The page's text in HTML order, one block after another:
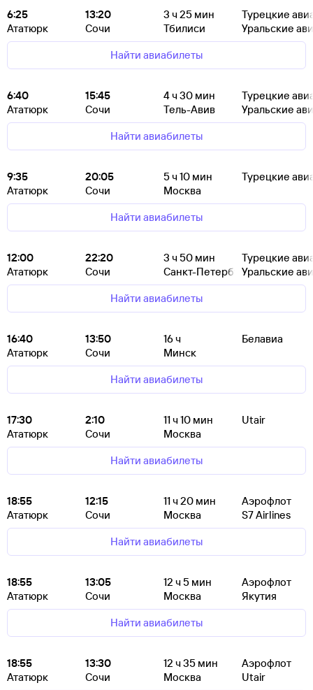
6:25
Ататюрк
13:20
Сочи
3 ч 25 мин
Тбилиси
Турецкие
Уральские
Найти авиабилеты
6:40
Ататюрк
15:45
Сочи
4ч 30 мин
Тель-Авив
Турецкие
Уральские
Найти авиабилеты
9:35
Ататюрк
20:05
Сочи
5ч 10 мин
Москва
Турецкие
Найти авиабилеты
12:00
Ататюрк
22:20
Сочи
3 ч 50 мин
Санкт-Петербург
Турецкие
Уральские
Найти авиабилеты
16:40
Ататюрк
13:50
Сочи
16ч
Минск
Белавиа
Найти авиабилеты
17:30
Ататюрк
2:10
Сочи
11ч 10 мин
Москва
Utair
Найти авиабилеты
18:55
Ататюрк
12:15
Сочи
11ч 20 мин
Москва
Аэрофлот
S7 Airlines
Найти авиабилеты
18:55
Ататюрк
13:05
Сочи
12 ч 5 мин
Москва
Аэрофлот
Якутия
Найти авиабилеты
18:55
Ататюрк
13:30
Сочи
12 ч 35 мин
Москва
Аэрофлот
Utair